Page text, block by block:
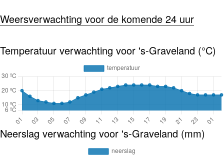
Weersverwachting voor de komende 24 uur
Temperatuur verwachting voor 's-Graveland (°C)
Neerslag verwachting voor 's-Graveland (mm)